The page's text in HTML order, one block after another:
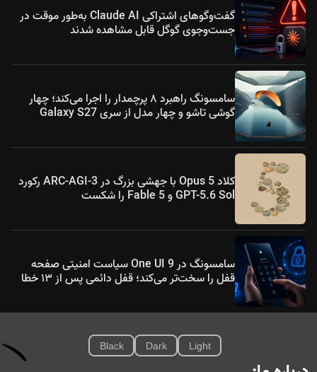
گفت‌وگوهای اشتراکی Claude AI به‌طور موقت در
جست‌وجوی گوگل قابل مشاهده شدند
سامسونگ راهبرد ۸ پرچمدار را اجرا می‌کند؛ چهار
گوشی تاشو و چهار مدل از سری Galaxy S27
کلاد Opus 5 با جهشی بزرگ در ARC-AGI-3 رکورد
GPT-5.6 Sol و Fable 5 را شکست
سامسونگ در One UI 9 سیاست امنیتی صفحه
قفل را سخت‌تر می‌کند؛ قفل دائمی پس از ۱۳ خطا
Light
Dark
Black